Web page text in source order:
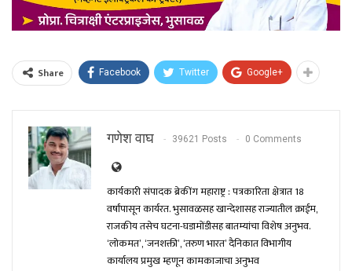
Share Facebook Twitter Google+
गणेश वाघ 39621 Posts 0 Comments
कार्यकारी संपादक ब्रेकींग महाराष्ट्र : पत्रकारिता क्षेत्रात 18
वर्षांपासून कार्यरत. भुसावळसह खान्देशासह राज्यातील क्राईम,
राजकीय तसेच घटना-घडामोंडीसह बातम्यांचा विशेष अनुभव.
‘लोकमत’, ‘जनशक्ती’, ‘तरुण भारत’ दैनिकात विभागीय
कार्यालय प्रमुख म्हणून कामकाजाचा अनुभव